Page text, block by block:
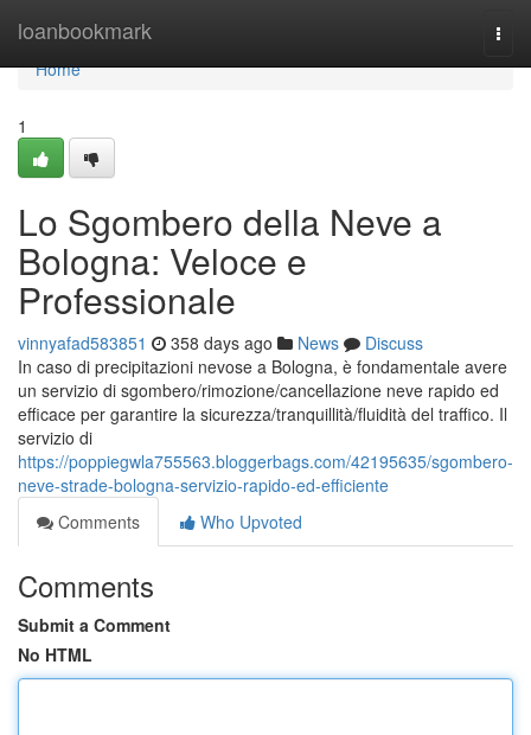
loanbookmark
Home
Home
1
Lo Sgombero della Neve a
Bologna: Veloce e
Professionale
vinnyafad583851 358 days ago News
Discuss
In caso di precipitazioni nevose a Bologna, è fondamentale avere
un servizio di sgombero/rimozione/cancellazione neve rapido ed
efficace per garantire la sicurezza/tranquillità/fluidità del traffico. Il
servizio di
https://poppiegwla755563.bloggerbags.com/42195635/sgombero-
neve-strade-bologna-servizio-rapido-ed-efficiente
Comments
Who Upvoted
Comments
Submit a Comment
No HTML